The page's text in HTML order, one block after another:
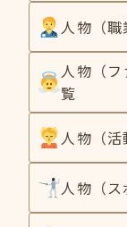
人物（
人物（
覧
人物（
人物（